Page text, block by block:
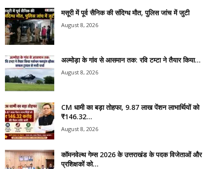
मसूरी में पूर्व सैनिक की संदिग्ध मौत, पुलिस जांच में जुटी
August 8, 2026
अल्मोड़ा के गांव से आसमान तक: रवि टम्टा ने तैयार किया...
August 8, 2026
CM धामी का बड़ा तोहफा, 9.87 लाख पेंशन लाभार्थियों को
₹146.32...
August 8, 2026
कॉमनवेल्थ गेम्स 2026 के उत्तराखंड के पदक विजेताओं और
प्रशिक्षकों को...